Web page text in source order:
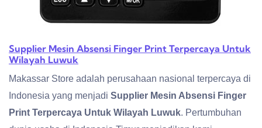
Supplier Mesin Absensi Finger Print Terpercaya Untuk
Wilayah Luwuk
Makassar Store adalah perusahaan nasional terpercaya di
Indonesia yang menjadi Supplier Mesin Absensi Finger
Print Terpercaya Untuk Wilayah Luwuk. Pertumbuhan